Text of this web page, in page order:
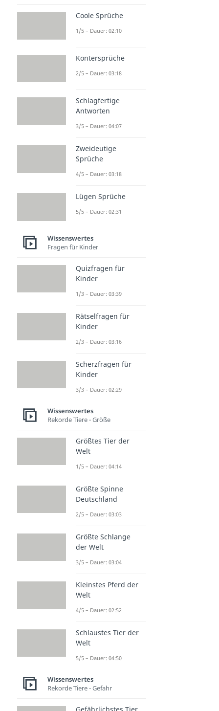
Coole Sprüche
1/5 – Dauer: 02:10
Kontersprüche
2/5 – Dauer: 03:18
Schlagfertige
Antworten
3/5 – Dauer: 04:07
Zweideutige
Sprüche
4/5 – Dauer: 03:18
Lügen Sprüche
5/5 – Dauer: 02:31
Wissenswertes
Fragen für Kinder
Quizfragen für
Kinder
1/3 – Dauer: 03:39
Rätselfragen für
Kinder
2/3 – Dauer: 03:16
Scherzfragen für
Kinder
3/3 – Dauer: 02:29
Wissenswertes
Rekorde Tiere - Größe
Größtes Tier der
Welt
1/5 – Dauer: 04:14
Größte Spinne
Deutschland
2/5 – Dauer: 03:03
Größte Schlange
der Welt
3/5 – Dauer: 03:04
Kleinstes Pferd der
Welt
4/5 – Dauer: 02:52
Schlaustes Tier der
Welt
5/5 – Dauer: 04:50
Wissenswertes
Rekorde Tiere - Gefahr
Gefährlichstes Tier